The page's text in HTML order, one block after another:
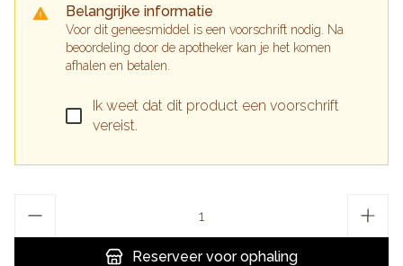
Belangrijke informatie
Voor dit geneesmiddel is een voorschrift nodig. Na
beoordeling door de apotheker kan je het komen
afhalen en betalen.
Ik weet dat dit product een voorschrift
vereist.
Reserveervoor ophaling